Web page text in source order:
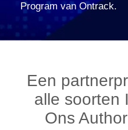
Program van Ontrack.
Een
alle soorten
Ons